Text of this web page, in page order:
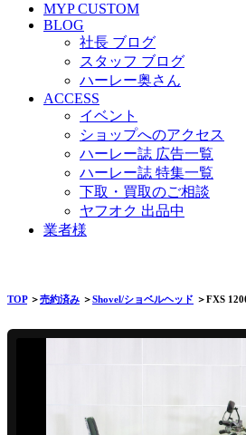
MYP CUSTOM
BLOG
社長 ブログ
スタッフ ブログ
ハーレー奥さん
ACCESS
イベント
ショップへのアクセス
ハーレー誌 広告一覧
ハーレー誌 特集一覧
下取・買取のご相談
ヤフオク 出品中
業者様
TOP＞売約済み ＞Shovel/ショベルヘッド ＞FXS